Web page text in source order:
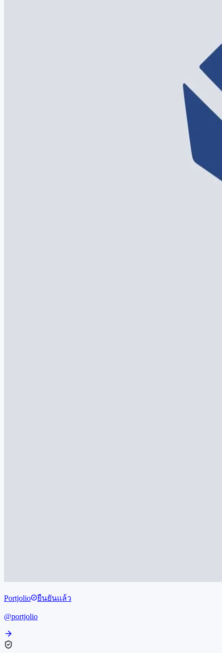
Portjolio ยืนยันแล้ว
@portjolio